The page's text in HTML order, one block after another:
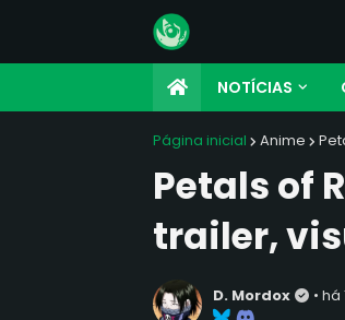
NOTÍCIAS
Página inicial Anime
Petals of
trailer,
D. Mordox • há